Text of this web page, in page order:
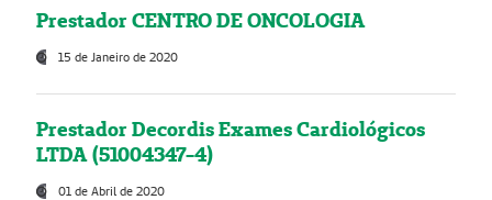
Prestador CENTRO DE ONCOLOGIA
15 de Janeiro de 2020
Prestador Decordis Exames Cardiológicos
LTDA (51004347-4)
01 de Abril de 2020